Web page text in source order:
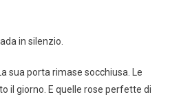
in silenzio.
sua porta rimase socchiusa. Le
il giorno. E quelle rose perfette di